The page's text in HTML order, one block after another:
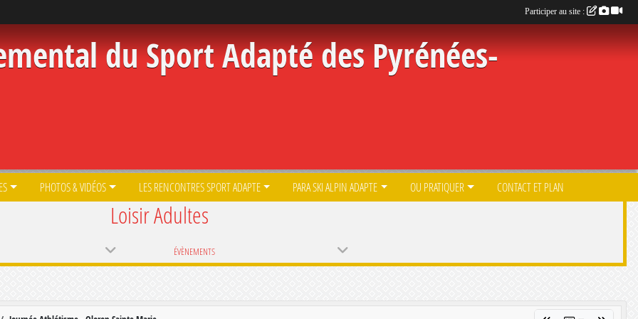
du Sport Adapté des Pyrénées-
PHOTOS & VIDÉOS LES RENCONTRES SPORT ADAPTE PARA SKI ALPIN ADAPTE OU PRATIQUER CONTACT ET PLAN
Loisir Adultes
ÉVÈNEMENTS
Participer au site :